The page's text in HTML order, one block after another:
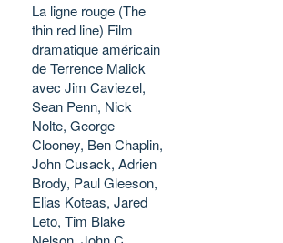
La ligne rouge (The
thin red line) Film
dramatique américain
de Terrence Malick
avec Jim Caviezel,
Sean Penn, Nick
Nolte, George
Clooney, Ben Chaplin,
John Cusack, Adrien
Brody, Paul Gleeson,
Elias Koteas, Jared
Leto, Tim Blake